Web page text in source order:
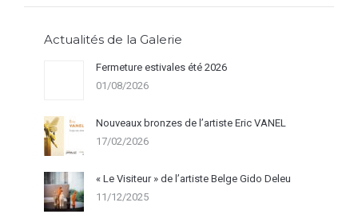
Actualités de la Galerie
Fermeture estivales été 2026
01/08/2026
Nouveaux bronzes de l’artiste Eric VANEL
17/02/2026
« Le Visiteur » de l’artiste Belge Gido Deleu
11/12/2025